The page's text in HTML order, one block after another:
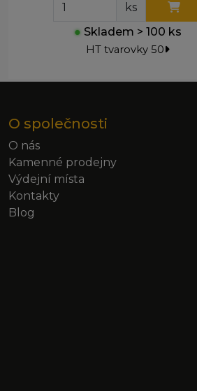
ks
● Skladem > 100 ks
HT tvarovky 50
O společnosti
O nás
Kamenné prodejny
Výdejní místa
Kontakty
Blog